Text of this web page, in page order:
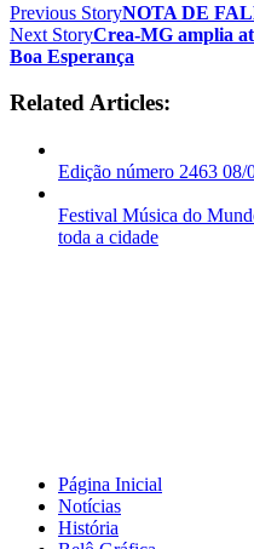
Previous StoryNOTA DE
Next StoryCrea-MG amplia
Boa Esperança
Related Articles:
Edição número 2463 08/
Festival Música do
toda a cidade
Página Inicial
Notícias
História